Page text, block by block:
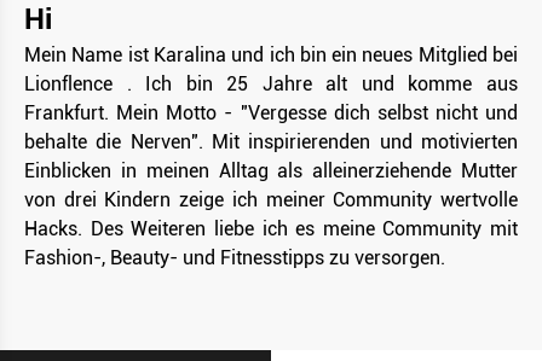
Hi
Mein Name ist Karalina und ich bin ein neues Mitglied bei
Lionflence . Ich bin 25 Jahre alt und komme aus
Frankfurt. Mein Motto - "Vergesse dich selbst nicht und
behalte die Nerven". Mit inspirierenden und motivierten
Einblicken in meinen Alltag als alleinerziehende Mutter
von drei Kindern zeige ich meiner Community wertvolle
Hacks. Des Weiteren liebe ich es meine Community mit
Fashion-, Beauty- und Fitnesstipps zu versorgen.